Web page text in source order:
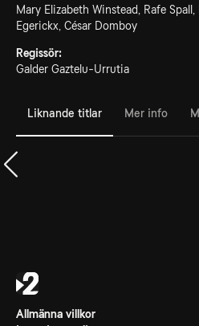
Mary Elizabeth Winstead, Rafe
Egerickx, César Domboy
Regissör:
Galder Gaztelu-Urrutia
Liknande titlar Mer info
Allmänna villkor